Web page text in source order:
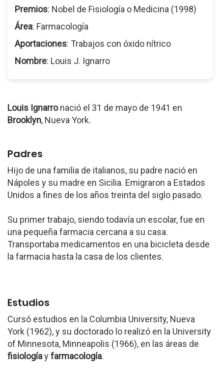
Premios: Nobel de Fisiología o Medicina (1998)
Área: Farmacología
Aportaciones: Trabajos con óxido nítrico
Nombre: Louis J. Ignarro
Louis Ignarronació el 31 de mayo de 1941 en
Brooklyn, Nueva York.
Padres
Hijo de una familia de italianos, su padre nació en
Nápoles y su madre en Sicilia. Emigraron a Estados
Unidos a fines de los años treinta del siglo pasado.
Su primer trabajo, siendo todavía un escolar, fue en
una pequeña farmacia cercana a su casa.
Transportaba medicamentos en una bicicleta desde
la farmacia hasta la casa de los clientes.
Estudios
Cursó estudios en la Columbia University, Nueva
York (1962), y su doctorado lo realizó en la University
of Minnesota, Minneapolis (1966), en las áreas de
fisiologíayfarmacología.